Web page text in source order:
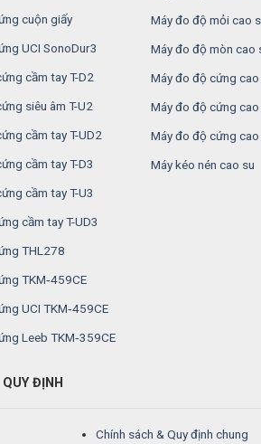
cuộn giấy
UCI SonoDur3
cầm tay T-D2
siêu âm T-U2
cầm tay T-UD2
cầm tay T-D3
cầm tay T-U3
cầm tay T-UD3
THL278
TKM‑459CE
UCI TKM‑459CE
Leeb TKM‑359CE
Máy đo độ mỏi cao
Máy đo độ mòn cao
Máy đo độ cứng cao
Máy đo độ cứng
Máy đo độ cứng cao
Máy kéo nén cao su
QUY ĐỊNH
Chính sách & Quy định chung